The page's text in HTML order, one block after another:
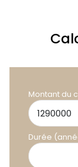
Montant du
Durée